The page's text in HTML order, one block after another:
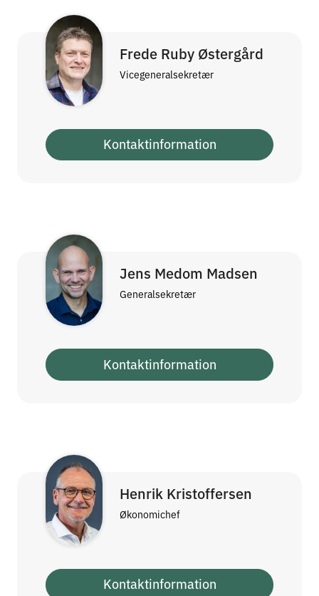
Frede Ruby Østergård
Vicegeneralsekretær
Kontaktinformation
Jens Medom Madsen
Generalsekretær
Kontaktinformation
Henrik Kristoffersen
Økonomichef
Kontaktinformation